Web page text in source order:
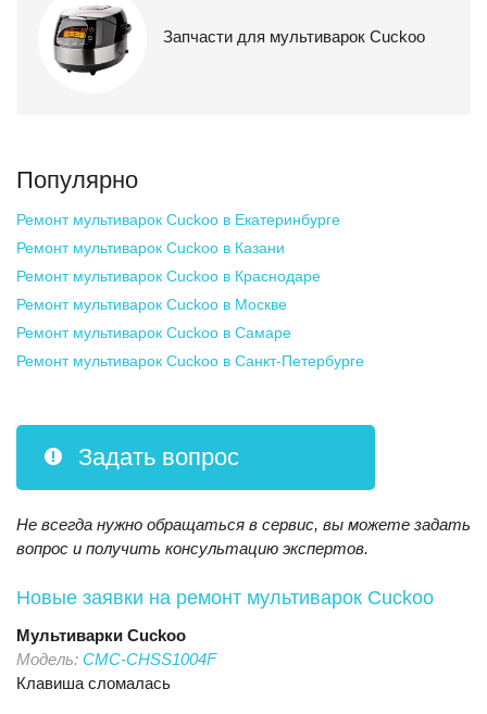
Запчасти для мультиварок Cuckoo
Популярно
Ремонт мультиварок Cuckoo в Екатеринбурге
Ремонт мультиварок Cuckoo в Казани
Ремонт мультиварок Cuckoo в Краснодаре
Ремонт мультиварок Cuckoo в Москве
Ремонт мультиварок Cuckoo в Самаре
Ремонт мультиварок Cuckoo в Санкт-Петербурге
Задать вопрос
Не всегда нужно обращаться в сервис, вы можете задать
вопрос и получить консультацию экспертов.
Новые заявки на ремонт мультиварок Cuckoo
Мультиварки Cuckoo
Модель: CMC-CHSS1004F
Клавиша сломалась